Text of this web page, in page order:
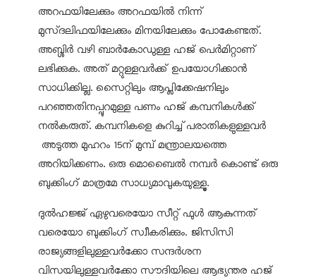
അറഫയിലേക്കും അറഫയിൽ നിന്ന്
മുസ്ദലിഫയിലേക്കും മിനയിലേക്കും പോകേണ്ടത്.
അബ്ശിർ വഴി ബാർകോഡുള്ള ഹജ് പെർമിറ്റാണ്
ലഭിക്കുക. അത് മറ്റുള്ളവർക്ക് ഉപയോഗിക്കാൻ
സാധിക്കില്ല. സൈറ്റിലും ആപ്ലിക്കേഷനിലും
പറഞ്ഞതിനപ്പുറമുള്ള പണം ഹജ് കമ്പനികൾക്ക്
നൽകരുത്. കമ്പനികളെ കുറിച്ച് പരാതികളുള്ളവർ
അടുത്ത മുഹറം 15ന് മുമ്പ് മന്ത്രാലയത്തെ
അറിയിക്കണം. ഒരു മൊബൈൽ നമ്പർ കൊണ്ട് ഒരു
ബുക്കിംഗ് മാത്രമേ സാധ്യമാവുകയുള്ളൂ.
ദുൽഹജ്ജ് ഏഴുവരെയോ സീറ്റ് ഫുൾ ആകുന്നത്
വരെയോ ബുക്കിംഗ് സ്വീകരിക്കും. ജിസിസി
രാജ്യങ്ങളിലുള്ളവർക്കോ സന്ദർശന
വിസയിലുള്ളവർക്കോ സൗദിയിലെ ആഭ്യന്തര ഹജ്